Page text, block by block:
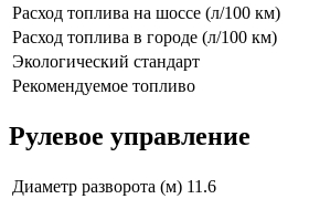
Расход топлива на шоссе (л/100 км)
Расход топлива в городе (л/100 км)
Экологический стандарт
Рекомендуемое топливо
Рулевое управление
Диаметр разворота (м) 11.6